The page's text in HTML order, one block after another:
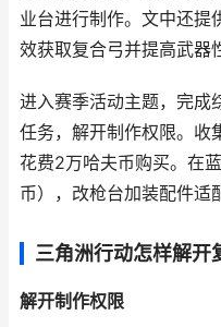
业台进行制作。文中还提
效获取复合弓并提高武器
进入赛季活动主题，完成
任务，解开制作权限。收
花费2万哈夫币购买。在
币），改枪台加装配件适
三角洲行动怎样解开
解开制作权限